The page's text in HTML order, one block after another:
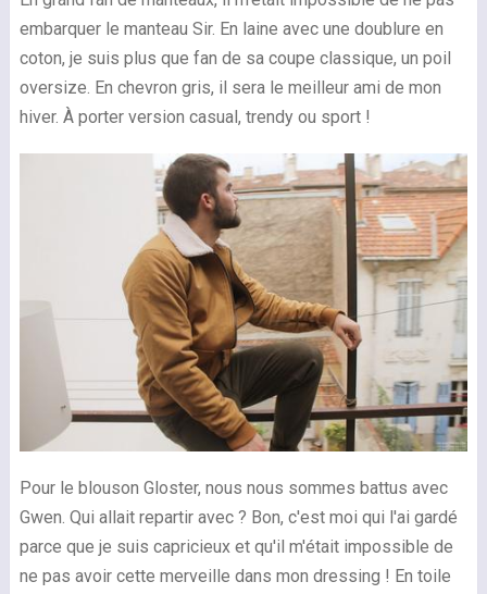
embarquer le manteau Sir. En laine avec une doublure en
coton, je suis plus que fan de sa coupe classique, un poil
oversize. En chevron gris, il sera le meilleur ami de mon
hiver. À porter version casual, trendy ou sport !
Pour le blouson Gloster, nous nous sommes battus avec
Gwen. Qui allait repartir avec ? Bon, c'est moi qui l'ai gardé
parce que je suis capricieux et qu'il m'était impossible de
ne pas avoir cette merveille dans mon dressing ! En toile